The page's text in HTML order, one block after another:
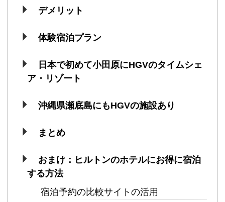
デメリット
体験宿泊プラン
日本で初めて小田原にHGVのタイムシェ
ア・リゾート
沖縄県瀬底島にもHGVの施設あり
まとめ
おまけ：ヒルトンのホテルにお得に宿泊
する方法
宿泊予約の比較サイトの活用